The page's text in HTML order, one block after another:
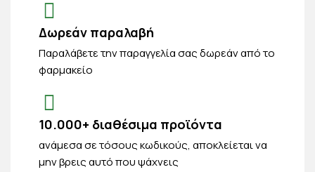
Δωρεάν παραλαβή
Παραλάβετε την παραγγελία σας δωρεάν από το
φαρμακείο
10.000+ διαθέσιμα προϊόντα
ανάμεσα σε τόσους κωδικούς, αποκλείεται να
μην βρεις αυτό που ψάχνεις